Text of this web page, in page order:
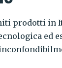
prodotti in
ed